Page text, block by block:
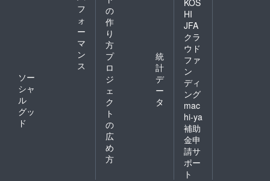
フ
ォ
ー
マ
ン
ス
ソー
シャ
ル
グッ
ド
の
作
り
方
プ
ロ
ジ
ェ
ク
ト
の
広
め
方
統
計
デ
ー
タ
KOS
HI
JFA
クラ
ウド
ファ
ン
ディ
ング
mac
hi-ya
補助
金申
請サ
ポー
ト